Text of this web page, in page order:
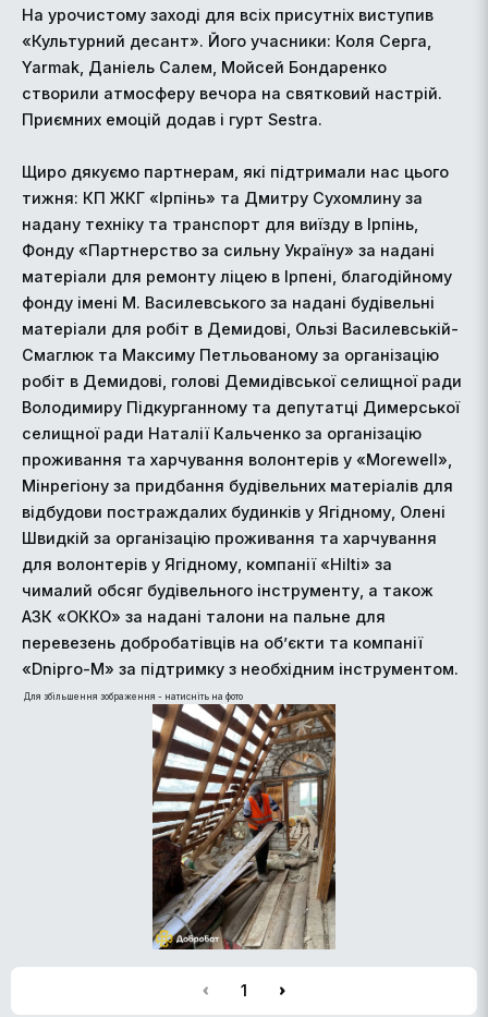
На урочистому заході для всіх присутніх виступив
«Культурний десант». Його учасники: Коля Серга,
Yarmak, Даніель Салем, Мойсей Бондаренко
створили атмосферу вечора на святковий настрій.
Приємних емоцій додав і гурт Sestra.
Щиро дякуємо партнерам, які підтримали нас цього
тижня: КП ЖКГ «Ірпінь» та Дмитру Сухомлину за
надану техніку та транспорт для виїзду в Ірпінь,
Фонду «Партнерство за сильну Україну» за надані
матеріали для ремонту ліцею в Ірпені, благодійному
фонду імені М. Василевського за надані будівельні
матеріали для робіт в Демидові, Ользі Василевській-
Смаглюк та Максиму Петльованому за організацію
робіт в Демидові, голові Демидівської селищної ради
Володимиру Підкурганному та депутатці Димерської
селищної ради Наталії Кальченко за організацію
проживання та харчування волонтерів у «Morewell»,
Мінрегіону за придбання будівельних матеріалів для
відбудови постраждалих будинків у Ягідному, Олені
Швидкій за організацію проживання та харчування
для волонтерів у Ягідному, компанії «Hilti» за
чималий обсяг будівельного інструменту, а також
АЗК «ОККО» за надані талони на пальне для
перевезень добробатівців на об’єкти та компанії
«Dnipro-M» за підтримку з необхідним інструментом.
Для збільшення зображення - натисніть на фото
1